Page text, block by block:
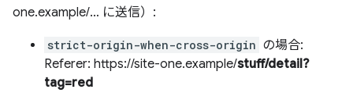
one.example/… に送信）:
strict-origin-when-cross-origin の場合:
Referer: https://site-one.example/stuff/detail?
tag=red